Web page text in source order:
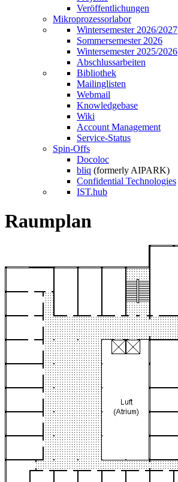
Veröffentlichungen
Mikroprozessorlabor
Wintersemester 2026/2027
Sommersemester 2026
Wintersemester 2025/2026
Abschlussarbeiten
Bibliothek
Mailinglisten
Webmail
Knowledgebase
Wiki
Account Management
Service-Status
Spin-Offs
Docoloc
bliq (formerly AIPARK)
Confidential Technologies
IST.hub
Raumplan